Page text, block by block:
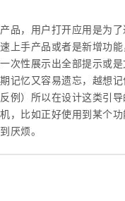
品，用户打开应用是为
上手产品或者是新增功
次性展示出全部提示或
记忆又容易遗忘，越想
例）所以在设计这类引
，比如正好使用到某个
厌烦。